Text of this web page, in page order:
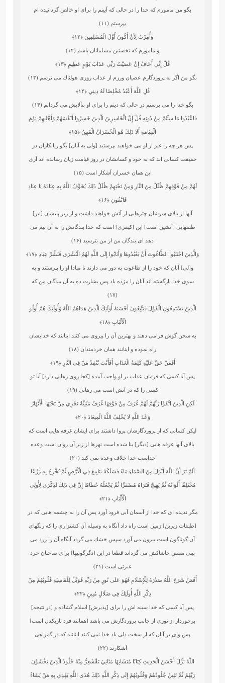
بگو من مامورم كه خدا را در حالى كه آيينم را براى او خالص گردانيده‏ ام
بپرستم (۱۱)
وَأُمِرْتُ لِأَنْ أَكُونَ أَوَّلَ الْمُسْلِمِينَ ﴿۱۲﴾
و مامورم كه نخستين مسلمانان باشم (۱۲)
قُلْ إِنِّي أَخَافُ إِنْ عَصَيْتُ رَبِّي عَذَابَ يَوْمٍ عَظِيمٍ ﴿۱۳﴾
بگو من اگر به پروردگارم عصيان ورزم از عذاب روزى هولناك مى‏ ترسم (۱۳)
قُلِ اللَّهَ أَعْبُدُ مُخْلِصًا لَهُ دِينِي﴿۱۴﴾
بگو خدا را مى ‏پرستم در حالى كه دينم را براى او بى‏آلايش مى‏ گردانم (۱۴)
فَاعْبُدُوا مَا شِئْتُمْ مِنْ دُونِهِ قُلْ إِنَّ الْخَاسِرِينَ الَّذِينَ خَسِرُوا أَنْفُسَهُمْ وَأَهْلِيهِمْ يَوْمَ
الْقِيَامَةِ أَلَا ذَلِكَ هُوَ الْخُسْرَانُ الْمُبِينُ ﴿۱۵﴾
پس هر چه را غير از او مى‏ خواهيد بپرستيد [ولى به آنان] بگو زيانكاران در
حقيقت كسانى‏ اند كه به خود و كسانشان در روز قيامت زيان رسانده‏ اند آرى
اين همان خسران آشكار است (۱۵)
لَهُمْ مِنْ فَوْقِهِمْ ظُلَلٌ مِنَ النَّارِ وَمِنْ تَحْتِهِمْ ظُلَلٌ ذَلِكَ يُخَوِّفُ اللَّهُ بِهِ عِبَادَهُ يَا عِبَادِ
فَاتَّقُونِ ﴿۱۶﴾
آنها از بالاى سرشان چترهايى از آتش خواهند داشت و از زير پايشان [نيز]
طبق‏هايى [آتشين است] اين [كيفرى] است كه خدا بندگانش را به آن بيم مى‏
دهد اى بندگان من از من بترسيد (۱۶)
وَالَّذِينَ اجْتَنَبُوا الطَّاغُوتَ أَنْ يَعْبُدُوهَا وَأَنَابُوا إِلَى اللَّهِ لَهُمُ الْبُشْرَى فَبَشِّرْ عِبَادِ ﴿۱۷﴾
و[لى] آنان كه خود را از طاغوت به دور مى دارند تا مبادا او را بپرستند و به
سوى خدا بازگشته‏ اند آنان را مژده باد پس بشارت ده به آن بندگان من كه
(۱۷)
الَّذِينَ يَسْتَمِعُونَ الْقَوْلَ فَيَتَّبِعُونَ أَحْسَنَهُ أُولَئِكَ الَّذِينَ هَدَاهُمُ اللَّهُ وَأُولَئِكَ هُمْ أُولُو
الْأَلْبَابِ﴿۱۸﴾
به سخن گوش فرامى‏ دهند و بهترين آن را پيروى مى كنند اينانند كه خدايشان
راه نموده و اينانند همان خردمندان (۱۸)
أَفَمَنْ حَقَّ عَلَيْهِ كَلِمَةُ الْعَذَابِ أَفَأَنْتَ تُنْقِذُ مَنْ فِي النَّارِ﴿۱۹﴾
پس آيا كسى كه فرمان عذاب بر او واجب آمده [كجا روى رهايى دارد] آيا تو
كسى را كه در آتش است مى ‏رهانى (۱۹)
لَكِنِ الَّذِينَ اتَّقَوْا رَبَّهُمْ لَهُمْ غُرَفٌ مِنْ فَوْقِهَا غُرَفٌ مَبْنِيَّةٌ تَجْرِي مِنْ تَحْتِهَا الْأَنْهَارُ
وَعْدَ اللَّهِ لَا يُخْلِفُ اللَّهُ الْمِيعَادَ﴿۲۰﴾
ليكن كسانى كه از پروردگارشان پروا داشتند براى ايشان غرفه ‏هايى است كه
بالاى آنها غرفه ‏هايى [ديگر] بنا شده است نهرها از زير آن روان است وعده
خداست‏ خدا خلاف وعده نمى ‏كند (۲۰)
أَلَمْ تَرَ أَنَّ اللَّهَ أَنْزَلَ مِنَ السَّمَاءِ مَاءً فَسَلَكَهُ يَنَابِيعَ فِي الْأَرْضِ ثُمَّ يُخْرِجُ بِهِ زَرْعًا
مُخْتَلِفًا أَلْوَانُهُ ثُمَّ يَهِيجُ فَتَرَاهُ مُصْفَرًّا ثُمَّ يَجْعَلُهُ حُطَامًا إِنَّ فِي ذَلِكَ لَذِكْرَى لِأُولِي
الْأَلْبَابِ﴿۲۱﴾
مگر نديده‏ اى كه خدا از آسمان آبى فرود آورد پس آن را به چشمه ‏هايى كه در
[طبقات زيرين] زمين است راه داد آنگاه به وسيله آن كشتزارى را كه رنگهاى
آن گوناگون است بيرون مى ‏آورد سپس خشك مى‏ گردد آنگاه آن را زرد مى
‏بينى سپس خاشاكش مى‏ گرداند قطعا در اين [دگرگونيها] براى صاحبان خرد
عبرتى است (۲۱)
أَفَمَنْ شَرَحَ اللَّهُ صَدْرَهُ لِلْإِسْلَامِ فَهُوَ عَلَى نُورٍ مِنْ رَبِّهِ فَوَيْلٌ لِلْقَاسِيَةِ قُلُوبُهُمْ مِنْ
ذِكْرِ اللَّهِ أُولَئِكَ فِي ضَلَالٍ مُبِينٍ﴿۲۲﴾
پس آيا كسى كه خدا سينه‏ اش را براى [پذيرش] اسلام گشاده و [در نتيجه]
برخوردار از نورى از جانب پروردگارش مى‏ باشد [همانند فرد تاريكدل است]
پس واى بر آنان كه از سخت‏ دلى ياد خدا نمى كنند اينانند كه در گمراهى
آشكارند (۲۲)
اللَّهُ نَزَّلَ أَحْسَنَ الْحَدِيثِ كِتَابًا مُتَشَابِهًا مَثَانِيَ تَقْشَعِرُّ مِنْهُ جُلُودُ الَّذِينَ يَخْشَوْنَ
رَبَّهُمْ ثُمَّ تَلِينُ جُلُودُهُمْ وَقُلُوبُهُمْ إِلَى ذِكْرِ اللَّهِ ذَلِكَ هُدَى اللَّهِ يَهْدِي بِهِ مَنْ يَشَاءُ